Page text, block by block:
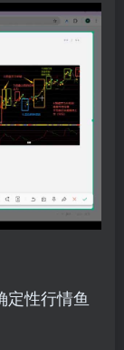
定性行情鱼